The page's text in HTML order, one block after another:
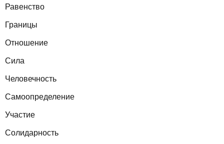
Равенство
Границы
Отношение
Сила
Человечность
Самоопределение
Участие
Солидарность